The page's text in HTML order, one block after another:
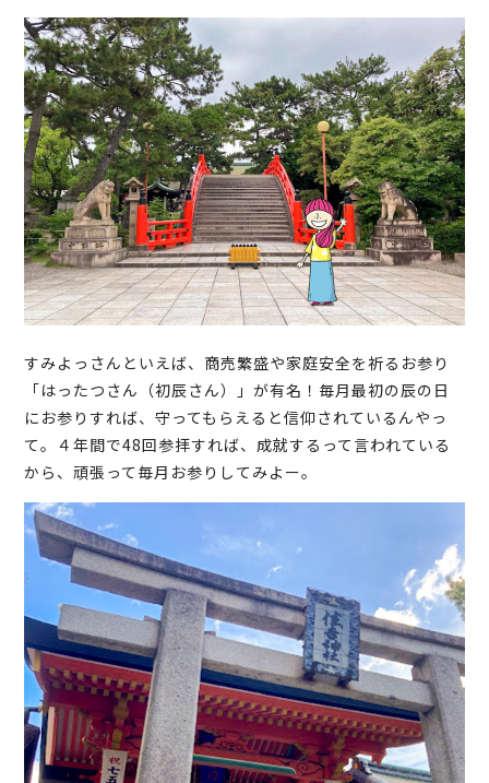
すみよっさんといえば、商売繁盛や家庭安全を祈るお参り
「はったつさん（初辰さん）」が有名！毎月最初の辰の日
にお参りすれば、守ってもらえると信仰されているんやっ
て。４年間で48回参拝すれば、成就するって言われている
から、頑張って毎月お参りしてみよー。